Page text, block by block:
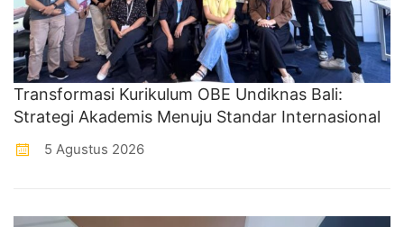
Transformasi Kurikulum OBE Undiknas Bali:
Strategi Akademis Menuju Standar Internasional
5 Agustus 2026